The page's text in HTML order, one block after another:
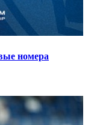
номера